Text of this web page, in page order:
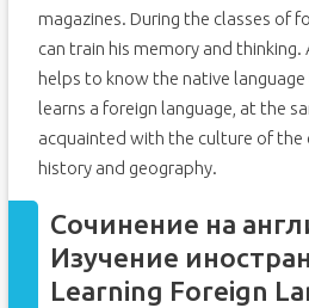
magazines. During the classes of
can train his memory and thinking.
helps to know the native
learns a foreign language, at the
acquainted with the culture of the
history and geography.
Сочинение на
Изучение
Learning Foreign